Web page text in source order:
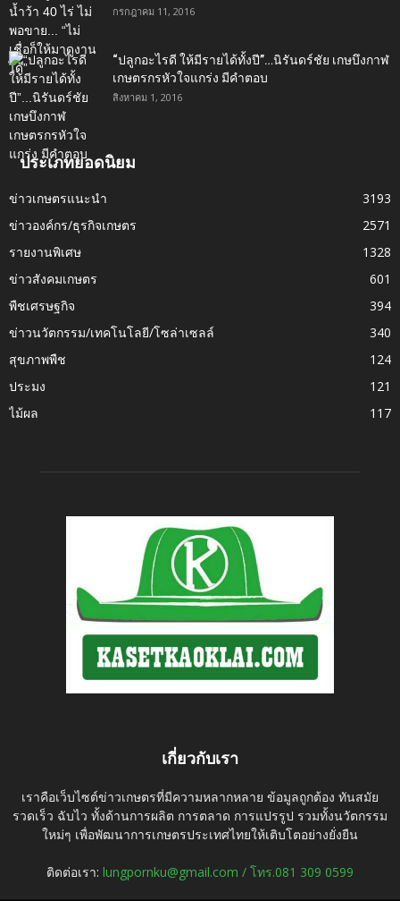
กรกฎาคม 11, 2016
“ปลูกอะไรดี ให้มีรายได้ทั้งปี”…นิรันดร์ชัย เกษบึงกาฬ
เกษตรกรหัวใจแกร่ง มีคำตอบ
สิงหาคม 1, 2016
ประเภทยอดนิยม
ข่าวเกษตรแนะนำ
3193
ข่าวองค์กร/ธุรกิจเกษตร
2571
รายงานพิเศษ
1328
ข่าวสังคมเกษตร
601
พืชเศรษฐกิจ
394
ข่าวนวัตกรรม/เทคโนโลยี/โซล่าเซลล์
340
สุขภาพพืช
124
ประมง
121
ไม้ผล
117
เกี่ยวกับเรา
เราคือเว็บไซต์ข่าวเกษตรที่มีความหลากหลาย ข้อมูลถูกต้อง ทันสมัย
รวดเร็ว ฉับไว ทั้งด้านการผลิต การตลาด การแปรรูป รวมทั้งนวัตกรรม
ใหม่ๆ เพื่อพัฒนาการเกษตรประเทศไทยให้เติบโตอย่างยั่งยืน
ติดต่อเรา: lungpornku@gmail.com / โทร.081 309 0599